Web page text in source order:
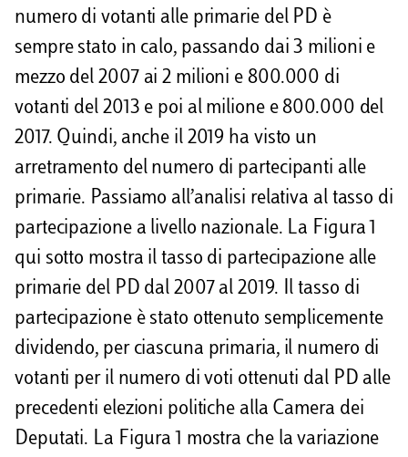
numero di votanti alle primarie del PD è
sempre stato in calo, passando dai 3 milioni e
mezzo del 2007 ai 2 milioni e 800.000 di
votanti del 2013 e poi al milione e 800.000 del
2017. Quindi, anche il 2019 ha visto un
arretramento del numero di partecipanti alle
primarie. Passiamo all’analisi relativa al tasso di
partecipazione a livello nazionale. La Figura 1
qui sotto mostra il tasso di partecipazione alle
primarie del PD dal 2007 al 2019. Il tasso di
partecipazione è stato ottenuto semplicemente
dividendo, per ciascuna primaria, il numero di
votanti per il numero di voti ottenuti dal PD alle
precedenti elezioni politiche alla Camera dei
Deputati. La Figura 1 mostra che la variazione